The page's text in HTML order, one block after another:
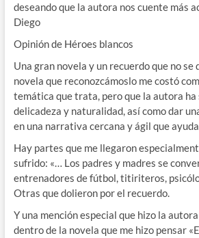
deseando que la autora nos cuente más
Diego
Opinión de Héroes blancos
Una gran novela y un recuerdo que no se
novela que reconozcámoslo me costó
temática que trata, pero que la autora ha
delicadeza y naturalidad, así como dar
en una narrativa cercana y ágil que
Hay partes que me llegaron
sufrido: «… Los padres y madres se
entrenadores de fútbol, titiriteros,
Otras que dolieron por el recuerdo.
Y una mención especial que hizo la
dentro de la novela que me hizo pensar